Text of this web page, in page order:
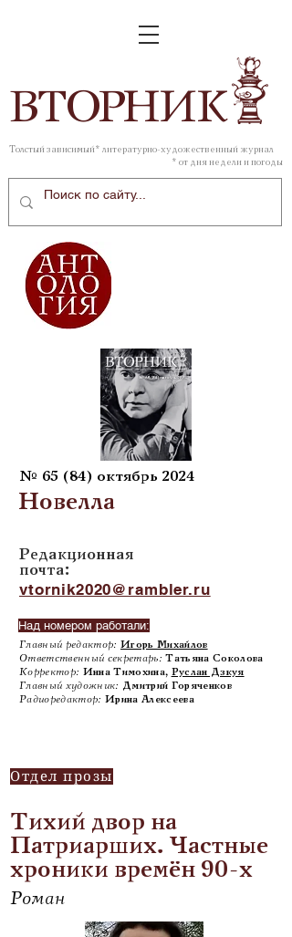
ВТОРНИК
Толстый зависимый* литературно-художественный журнал
* от дня недели и погоды
№ 65 (84) октябрь 2024
Новелла
Редакционная
почта:
vtornik2020@rambler.ru
Над номером работали:
Главный редактор: Игорь Михайлов
Ответственный секретарь: Татьяна Соколова
Корректор: Инна Тимохина, Руслан Дзкуя
Главный художник: Дмитрий Горяченков
Радиоредактор: Ирина Алексеева
Отдел прозы
Тихий двор на
Патриарших. Частные
хроники времён 90-х
Роман